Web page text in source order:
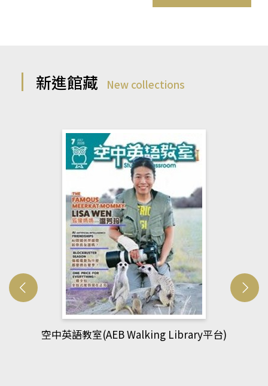
新進館藏 New collections
網管人(kono平台)